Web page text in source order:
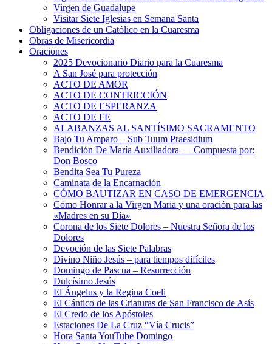
Virgen de Guadalupe
Visitar Siete Iglesias en Semana Santa
Obligaciones de un Católico en la Cuaresma
Obras de Misericordia
Oraciones
2025 Devocionario Diario para la Cuaresma
A San José para protección
ACTO DE AMOR
ACTO DE CONTRICCIÓN
ACTO DE ESPERANZA
ACTO DE FE
ALABANZAS AL SANTÍSIMO SACRAMENTO
Bajo Tu Amparo – Sub Tuum Praesidium
Bendición De María Auxiliadora — Compuesta por:
Don Bosco
Bendita Sea Tu Pureza
Caminata de la Encarnación
CÓMO BAUTIZAR EN CASO DE EMERGENCIA
Cómo Honrar a la Virgen María y una oración para las
«Madres en su Día»
Corona de los Siete Dolores – Nuestra Señora de los
Dolores
Devoción de las Siete Palabras
Divino Niño Jesús – para tiempos difíciles
Domingo de Pascua – Resurrección
Dulcísimo Jesús
El Ángelus y la Regina Coeli
El Cántico de las Criaturas de San Francisco de Asís
El Credo de los Apóstoles
Estaciones De La Cruz “Vía Crucis”
Hora Santa YouTube Domingo